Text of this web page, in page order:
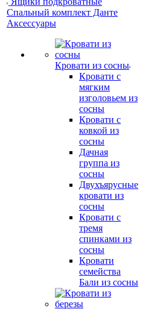
Спальный комплект Данте
Аксессуары
Кровати из сосны
Кровати с
мягким
изголовьем из
сосны
Кровати с
ковкой из
сосны
Дачная
группа из
сосны
Двухъярусные
кровати из
сосны
Кровати с
тремя
спинками из
сосны
Кровати
семейства
Бали из сосны